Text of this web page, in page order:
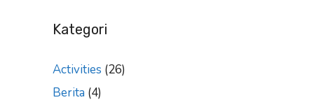
Kategori
Activities (26)
Berita (4)